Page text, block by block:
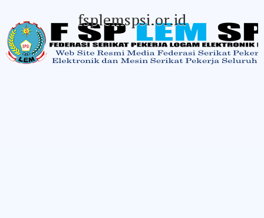
fsplemspsi.or.id